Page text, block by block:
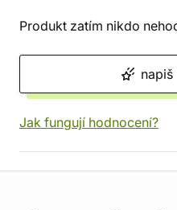
Produkt zatím nikdo
Jak fungují hodnocení?